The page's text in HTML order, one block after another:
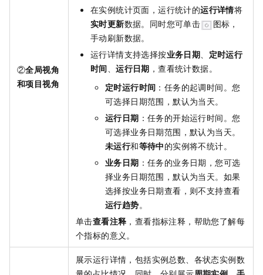
②全局视角
和项目视角
在实例统计页面，运行统计的运行详情将
实时更新数据。同时您可单击
图标，
手动刷新数据。
运行详情支持选择按业务日期、 定时运行
时间、运行日期 ，查看统计数据。
定时运行时间 ：任务的起调时间。您
可选择日期范围，默认为当天。
运行日期 ：任务的开始运行时间。您
可选择业务日期范围，默认为当天。
未运行和等待中的实例将不统计。
业务日期 ：任务的业务日期，您可选
择业务日期范围，默认为当天。如果
选择按业务日期查看，则不支持查看
运行趋势。
单击查看注释 ，查看指标注释，帮助您了解每
个指标的意义。
展示运行详情，包括实例总数、各状态实例数